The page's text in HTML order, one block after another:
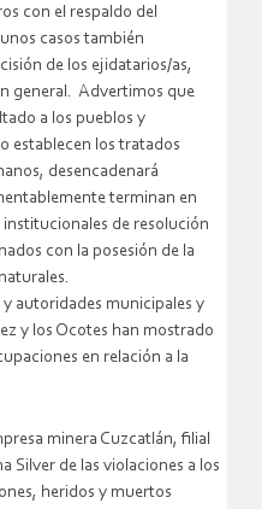
con el respaldo del
casos también
de los ejidatarios/as,
general. Advertimos que
a los pueblos y
establecen los tratados
desencadenará
terminan en
de resolución
con la posesión de la
autoridades municipales y
y los Ocotes han mostrado
en relación a la
minera Cuzcatlán, filial
Silver de las violaciones a los
heridos y muertos